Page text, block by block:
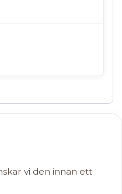
vi den innan ett